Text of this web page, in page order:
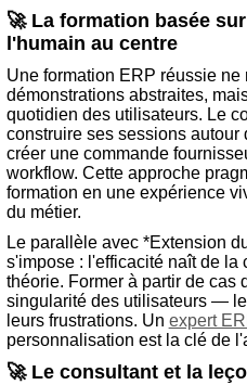
🚀 La formation basée
l'humain au centre
Une formation ERP réussie ne
démonstrations abstraites,
quotidien des utilisateurs. Le
construire ses sessions autour
créer une commande
workflow. Cette approche
formation en une expérience
du métier.
Le parallèle avec *Extension
s'impose : l'efficacité naît de la
théorie. Former à partir de cas
singularité des utilisateurs —
leurs frustrations. Un expert
personnalisation est la clé de
🚀 Le consultant et la